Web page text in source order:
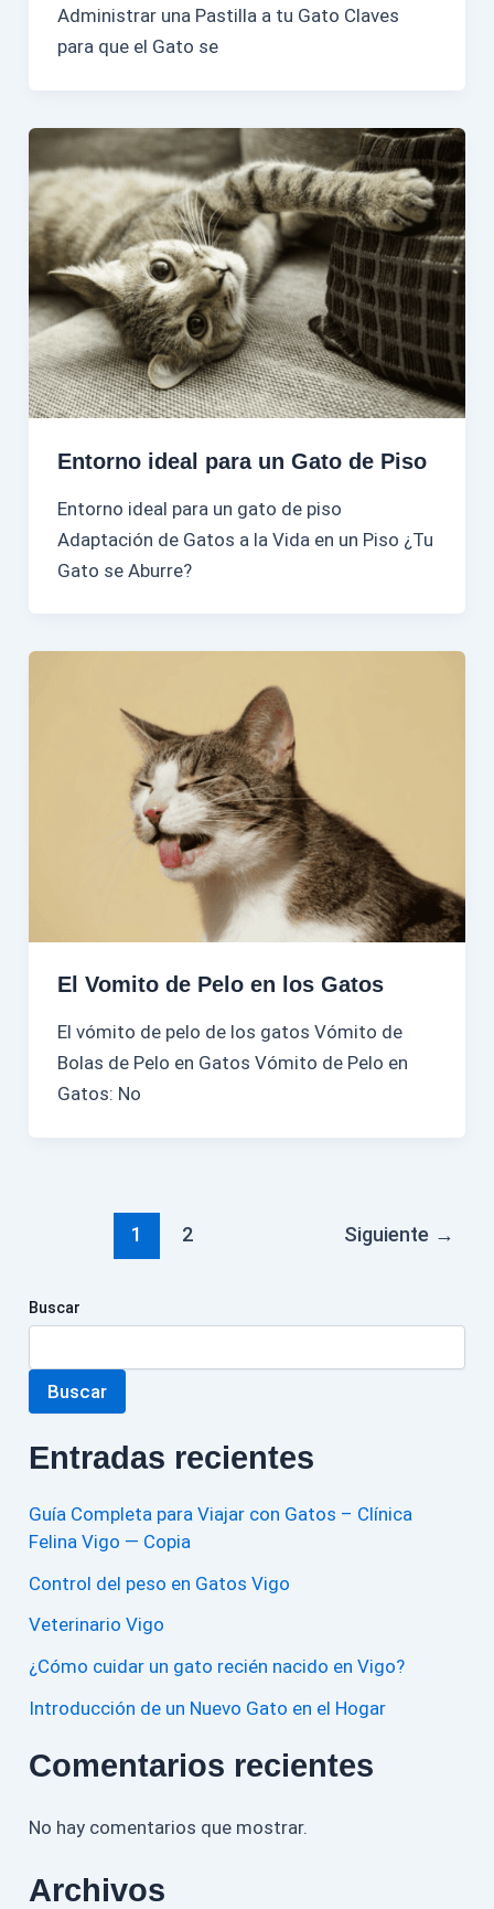
Administrar una Pastilla a tu Gato Claves
para que el Gato se
Entorno ideal para un Gato de Piso
Entorno ideal para un gato de piso
Adaptación de Gatos a la Vida en un Piso ¿Tu
Gato se Aburre?
El Vomito de Pelo en los Gatos
El vómito de pelo de los gatos Vómito de
Bolas de Pelo en Gatos Vómito de Pelo en
Gatos: No
1 2 Siguiente →
Buscar
Buscar
Entradas recientes
Guía Completa para Viajar con Gatos – Clínica
Felina Vigo — Copia
Control del peso en Gatos Vigo
Veterinario Vigo
¿Cómo cuidar un gato recién nacido en Vigo?
Introducción de un Nuevo Gato en el Hogar
Comentarios recientes
No hay comentarios que mostrar.
Archivos